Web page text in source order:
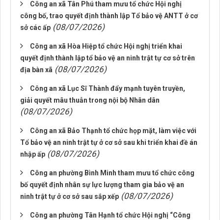
Công an xã Tân Phú tham mưu tổ chức Hội nghị
công bố, trao quyết định thành lập Tổ bảo vệ ANTT ở cơ
sở các ấp (08/07/2026)
Công an xã Hòa Hiệp tổ chức Hội nghị triển khai
quyết định thành lập tổ bảo vệ an ninh trật tự cơ sở trên
địa bàn xã (08/07/2026)
Công an xã Lục Sĩ Thành đẩy mạnh tuyên truyền,
giải quyết mâu thuẫn trong nội bộ Nhân dân
(08/07/2026)
Công an xã Bảo Thạnh tổ chức họp mặt, làm việc với
Tổ bảo vệ an ninh trật tự ở cơ sở sau khi triển khai đề án
nhập ấp (08/07/2026)
Công an phường Bình Minh tham mưu tổ chức công
bố quyết định nhân sự lực lượng tham gia bảo vệ an
ninh trật tự ở cơ sở sau sắp xếp (08/07/2026)
Công an phường Tân Hạnh tổ chức Hội nghị “Công